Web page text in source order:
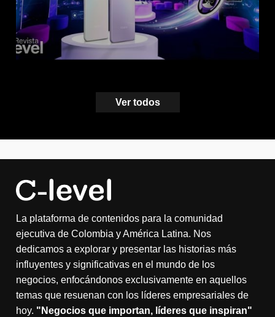
Ver todos
La plataforma de contenidos para la comunidad
ejecutiva de Colombia y América Latina. Nos
dedicamos a explorar y presentar las historias más
influyentes y significativas en el mundo de los
negocios, enfocándonos exclusivamente en aquellos
temas que resuenan con los líderes empresariales de
hoy. "Negocios que importan, líderes que inspiran"